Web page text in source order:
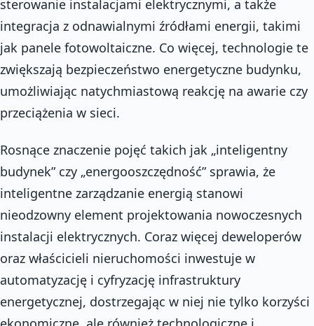
sterowanie instalacjami elektrycznymi, a także
integracja z odnawialnymi źródłami energii, takimi
jak panele fotowoltaiczne. Co więcej, technologie te
zwiększają bezpieczeństwo energetyczne budynku,
umożliwiając natychmiastową reakcję na awarie czy
przeciążenia w sieci.
Rosnące znaczenie pojęć takich jak „inteligentny
budynek” czy „energooszczędność” sprawia, że
inteligentne zarządzanie energią stanowi
nieodzowny element projektowania nowoczesnych
instalacji elektrycznych. Coraz więcej deweloperów
oraz właścicieli nieruchomości inwestuje w
automatyzację i cyfryzację infrastruktury
energetycznej, dostrzegając w niej nie tylko korzyści